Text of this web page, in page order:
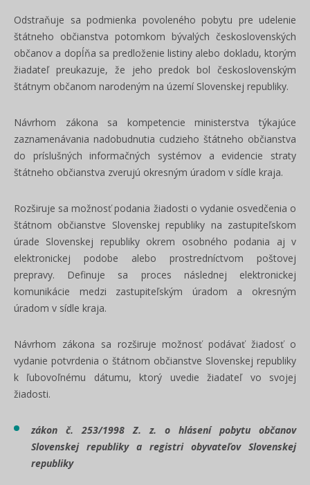
Odstraňuje sa podmienka povoleného pobytu pre udelenie
štátneho občianstva potomkom bývalých československých
občanov a dopĺňa sa predloženie listiny alebo dokladu, ktorým
žiadateľ preukazuje, že jeho predok bol československým
štátnym občanom narodeným na území Slovenskej republiky.
Návrhom zákona sa kompetencie ministerstva týkajúce
zaznamenávania nadobudnutia cudzieho štátneho občianstva
do príslušných informačných systémov a evidencie straty
štátneho občianstva zverujú okresným úradom v sídle kraja.
Rozširuje sa možnosť podania žiadosti o vydanie osvedčenia o
štátnom občianstve Slovenskej republiky na zastupiteľskom
úrade Slovenskej republiky okrem osobného podania aj v
elektronickej podobe alebo prostredníctvom poštovej
prepravy. Definuje sa proces následnej elektronickej
komunikácie medzi zastupiteľským úradom a okresným
úradom v sídle kraja.
Návrhom zákona sa rozširuje možnosť podávať žiadosť o
vydanie potvrdenia o štátnom občianstve Slovenskej republiky
k ľubovoľnému dátumu, ktorý uvedie žiadateľ vo svojej
žiadosti.
zákon č. 253/1998 Z. z. o hlásení pobytu občanov
Slovenskej republiky a registri obyvateľov Slovenskej
republiky